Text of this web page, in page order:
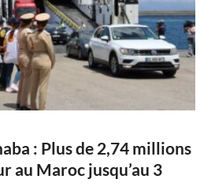
: Plus de 2,74 millions
au Maroc jusqu’au 3